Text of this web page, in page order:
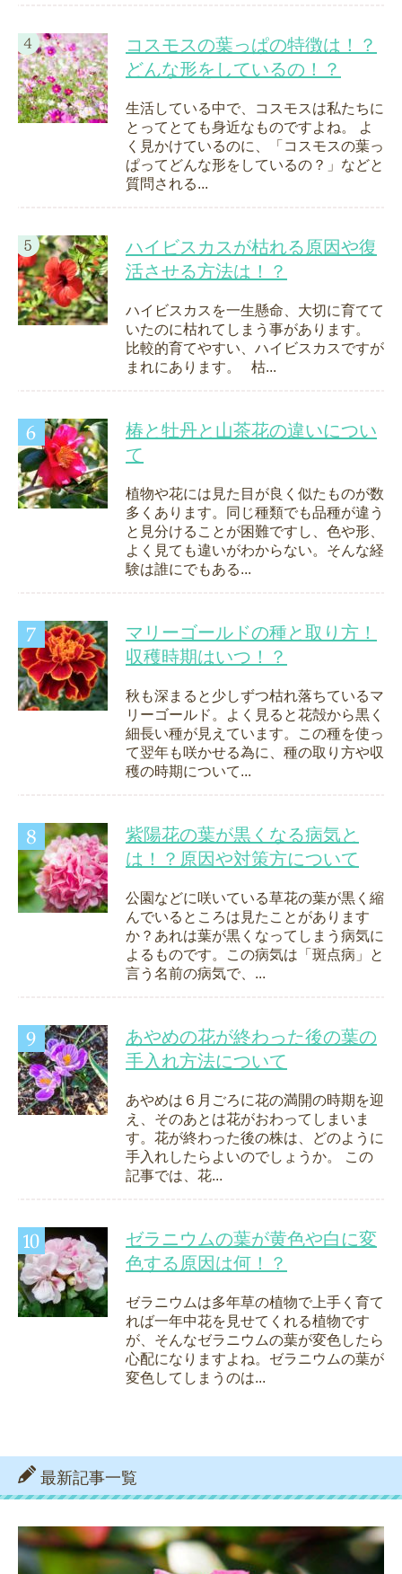
コスモスの葉っぱの特徴は！？
どんな形をしているの！？
生活している中で、コスモスは私たちに
とってとても身近なものですよね。 よ
く見かけているのに、「コスモスの葉っ
ぱってどんな形をしているの？」などと
質問される...
ハイビスカスが枯れる原因や復
活させる方法は！？
ハイビスカスを一生懸命、大切に育てて
いたのに枯れてしまう事があります。
比較的育てやすい、ハイビスカスですが
まれにあります。 枯...
椿と牡丹と山茶花の違いについ
て
植物や花には見た目が良く似たものが数
多くあります。同じ種類でも品種が違う
と見分けることが困難ですし、色や形、
よく見ても違いがわからない。そんな経
験は誰にでもある...
マリーゴールドの種と取り方！
収穫時期はいつ！？
秋も深まると少しずつ枯れ落ちているマ
リーゴールド。よく見ると花殻から黒く
細長い種が見えています。この種を使っ
て翌年も咲かせる為に、種の取り方や収
穫の時期について...
紫陽花の葉が黒くなる病気と
は！？原因や対策方について
公園などに咲いている草花の葉が黒く縮
んでいるところは見たことがあります
か？あれは葉が黒くなってしまう病気に
よるものです。この病気は「斑点病」と
言う名前の病気で、...
あやめの花が終わった後の葉の
手入れ方法について
あやめは６月ごろに花の満開の時期を迎
え、そのあとは花がおわってしまいま
す。花が終わった後の株は、どのように
手入れしたらよいのでしょうか。 この
記事では、花...
ゼラニウムの葉が黄色や白に変
色する原因は何！？
ゼラニウムは多年草の植物で上手く育て
れば一年中花を見せてくれる植物です
が、そんなゼラニウムの葉が変色したら
心配になりますよね。ゼラニウムの葉が
変色してしまうのは...
最新記事一覧